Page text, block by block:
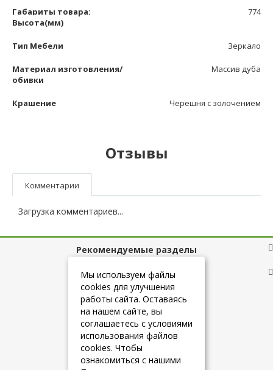
Габариты товара:
Высота(мм)
774
Тип Мебели Зеркало
Материал изготовления/
обивки
Массив дуба
Крашение Черешня с золочением
Отзывы
Комментарии
Загрузка комментариев...
Рекомендуемые разделы
Полезные ссылки
+7 (925) 084-10-60
Мы используем файлы
cookies для улучшения
работы сайта. Оставаясь
на нашем сайте, вы
соглашаетесь с условиями
использования файлов
cookies. Чтобы
ознакомиться с нашими